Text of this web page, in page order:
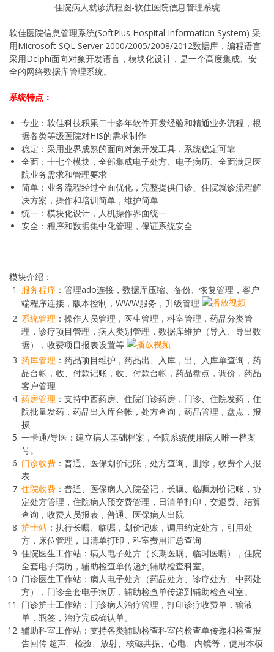
住院病人就诊流程图-软佳医院信息管理系统
软佳医院信息管理系统(SoftPlus Hospital Information System) 采
用Microsoft SQL Server 2000/2005/2008/2012数据库，编程语言
采用Delphi面向对象开发语言，模块化设计，是一个高度集成、安
全的网络数据库管理系统。
系统特点：
专业：软佳科技积累二十多年软件开发经验和精通业务流程，根
据各类等级医院对HIS的需求制作
稳定：采用业界成熟的面向对象开发工具，系统稳定可靠
全面：十七个模块，全部集成电子处方、电子病历、全面满足医
院业务需求和管理要求
简单：业务流程经过全面优化，完整提供门诊、住院就诊流程解
决方案，操作和培训简单，维护简单
统一：模块化设计，人机操作界面统一
安全：程序和数据集中化管理，保证系统安全
模块介绍：
服务程序 ：管理ado连接，数据库压缩、备份、恢复管理，客户
端程序连接，版本控制，WWW服务，升级管理
系统管理 ：操作人员管理，医生管理，科室管理，药品分类管
理，诊疗项目管理，病人类别管理，数据库维护（导入、导出数
据），收费项目报表设置等
药库管理 ：药品项目维护，药品出、入库，出、入库单查询，药
品台帐，收、付款记账，收、付款台帐，药品盘点，调价，药品
客户管理
药房管理 ：支持中西药房、住院门诊药房，门诊、住院发药，住
院批量发药，药品出入库台帐，处方查询，药品管理，盘点，报
损
一卡通/导医：建立病人基础档案，全院系统使用病人唯一档案
号。
门诊收费 ：普通、医保划价记账，处方查询、删除，收费个人报
表
住院收费 ：普通、医保病人入院登记，长嘱、临嘱划价记账，协
定处方管理，住院病人预交费管理，日清单打印，交退费、结算
查询，收费人员报表，普通、医保病人出院
护士站 ：执行长嘱、临嘱，划价记账，调用约定处方，引用处
方，床位管理，日清单打印，科室费用汇总查询
住院医生工作站：病人电子处方（长期医嘱、临时医嘱），住院
全套电子病历，辅助检查单传递到辅助检查科室。
门诊医生工作站：病人电子处方（药品处方、诊疗处方、中药处
方），门诊全套电子病历，辅助检查单传递到辅助检查科室。
门诊护士工作站：门诊病人治疗管理，打印诊疗收费单，输液
单，瓶签，治疗完成确认单。
辅助科室工作站：支持各类辅助检查科室的检查单传递和检查报
告回传:超声、检验、放射、核磁共振、心电、内镜等，使用本模